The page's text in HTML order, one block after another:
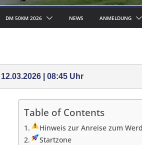
DM 50KM 2026 NEWS ANMELDUNG
| 08:45 Uhr
Table of Contents
Hinweis zur Anreise zum
Startzone